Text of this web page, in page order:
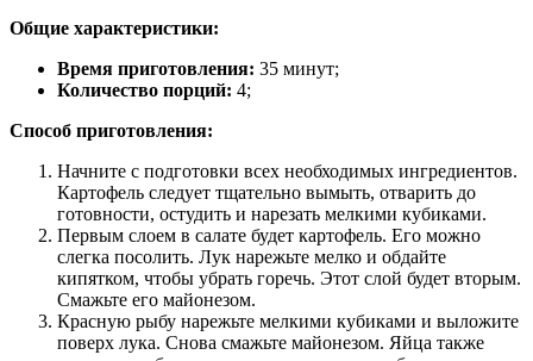
Общие характеристики:
Время приготовления: 35 минут;
Количество порций: 4;
Способ приготовления:
Начните с подготовки всех необходимых ингредиентов.
Картофель следует тщательно вымыть, отварить до
готовности, остудить и нарезать мелкими кубиками.
Первым слоем в салате будет картофель. Его можно
слегка посолить. Лук нарежьте мелко и обдайте
кипятком, чтобы убрать горечь. Этот слой будет вторым.
Смажьте его майонезом.
Красную рыбу нарежьте мелкими кубиками и выложите
поверх лука. Снова смажьте майонезом. Яйца также